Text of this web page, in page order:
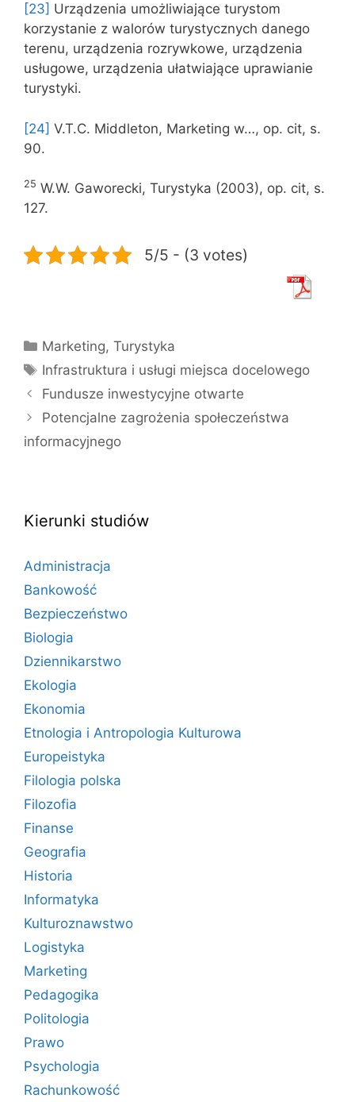
[23] Urządzenia umożliwiające turystom
korzystanie z walorów turystycznych danego
terenu, urządzenia rozrywkowe, urządzenia
usługowe, urządzenia ułatwiające uprawianie
turystyki.
[24] V.T.C. Middleton, Marketing w…, op. cit, s.
90.
25 W.W. Gaworecki, Turystyka (2003), op. cit, s.
127.
5/5 - (3 votes)
Kategorie
Marketing,Turystyka
Tagi
Infrastruktura i usługi miejsca docelowego
Fundusze inwestycyjne otwarte
Potencjalne zagrożenia społeczeństwa
informacyjnego
Kierunki studiów
Administracja
Bankowość
Bezpieczeństwo
Biologia
Dziennikarstwo
Ekologia
Ekonomia
Etnologia i Antropologia Kulturowa
Europeistyka
Filologia polska
Filozofia
Finanse
Geografia
Historia
Informatyka
Kulturoznawstwo
Logistyka
Marketing
Pedagogika
Politologia
Prawo
Psychologia
Rachunkowość